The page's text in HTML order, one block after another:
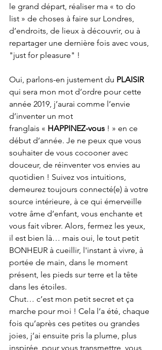
le grand départ, réaliser ma « to do
list » de choses à faire sur Londres,
d’endroits, de lieux à découvrir, ou à
repartager une dernière fois avec vous,
"just for pleasure" !
Oui, parlons-en justement du PLAISIR
qui sera mon mot d’ordre pour cette
année 2019, j’aurai comme l’envie
d’inventer un mot
franglais « HAPPINEZ-vous ! » en ce
début d’année. Je ne peux que vous
souhaiter de vous cocooner avec
douceur, de réinventer vos envies au
quotidien ! Suivez vos intuitions,
demeurez toujours connecté(e) à votre
source intérieure, à ce qui émerveille
votre âme d’enfant, vous enchante et
vous fait vibrer. Alors, fermez les yeux,
il est bien là… mais oui, le tout petit
BONHEUR à cueillir, l'instant à vivre, à
portée de main, dans le moment
présent, les pieds sur terre et la tête
dans les étoiles.
Chut… c’est mon petit secret et ça
marche pour moi ! Cela l’a été, chaque
fois qu’après ces petites ou grandes
joies, j’ai ensuite pris la plume, plus
inspirée, pour vous transmettre, vous